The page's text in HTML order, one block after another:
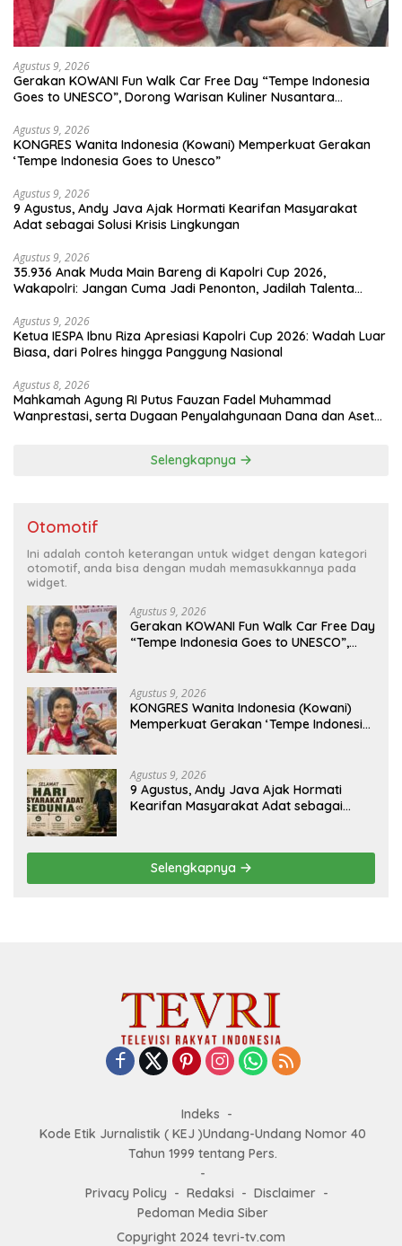
Agustus 9, 2026
Gerakan KOWANI Fun Walk Car Free Day “Tempe Indonesia
Goes to UNESCO”, Dorong Warisan Kuliner Nusantara
Agustus 9, 2026
KONGRES Wanita Indonesia (Kowani) Memperkuat Gerakan
‘Tempe Indonesia Goes to Unesco”
Agustus 9, 2026
9 Agustus, Andy Java Ajak Hormati Kearifan Masyarakat
Adat sebagai Solusi Krisis Lingkungan
Agustus 9, 2026
35.936 Anak Muda Main Bareng di Kapolri Cup 2026,
Wakapolri: Jangan Cuma Jadi Penonton, Jadilah Talenta
Agustus 9, 2026
Ketua IESPA Ibnu Riza Apresiasi Kapolri Cup 2026: Wadah Luar
Biasa, dari Polres hingga Panggung Nasional
Agustus 8, 2026
Mahkamah Agung RI Putus Fauzan Fadel Muhammad
Wanprestasi, serta Dugaan Penyalahgunaan Dana dan Aset
Selengkapnya
Otomotif
Ini adalah contoh keterangan untuk widget dengan kategori
otomotif, anda bisa dengan mudah memasukkannya pada
widget.
Agustus 9, 2026
Gerakan KOWANI Fun Walk Car Free Day
“Tempe Indonesia Goes to UNESCO”,
Agustus 9, 2026
KONGRES Wanita Indonesia (Kowani)
Memperkuat Gerakan ‘Tempe Indonesia
Agustus 9, 2026
9 Agustus, Andy Java Ajak Hormati
Kearifan Masyarakat Adat sebagai
Selengkapnya
Indeks
Kode Etik Jurnalistik ( KEJ )Undang-Undang Nomor 40
Tahun 1999 tentang Pers.
Privacy Policy Redaksi
Disclaimer
Pedoman Media Siber
Copyright 2024 tevri-tv.com